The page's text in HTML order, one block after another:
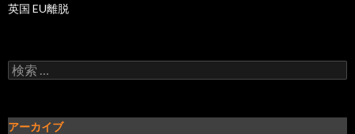
英国 EU離脱
検索:
アーカイブ